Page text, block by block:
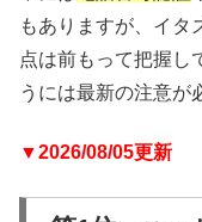
もありますが、イタ
点は前もって把握し
うには最新の注意が
▼2026/08/05更新